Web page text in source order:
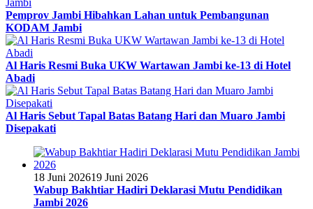
Pemprov Jambi Hibahkan Lahan untuk Pembangunan
KODAM Jambi
Al Haris Resmi Buka UKW Wartawan Jambi ke-13 di Hotel
Abadi
Al Haris Sebut Tapal Batas Batang Hari dan Muaro Jambi
Disepakati
18 Juni 202619 Juni 2026
Wabup Bakhtiar Hadiri Deklarasi Mutu Pendidikan
Jambi 2026